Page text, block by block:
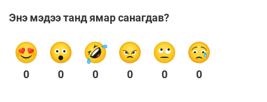
Энэ мэдээ танд ямар санагдав?
0 0 0 0 0 0